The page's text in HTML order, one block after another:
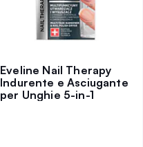
Eveline Nail Therapy
Indurente e Asciugante
per Unghie 5-in-1